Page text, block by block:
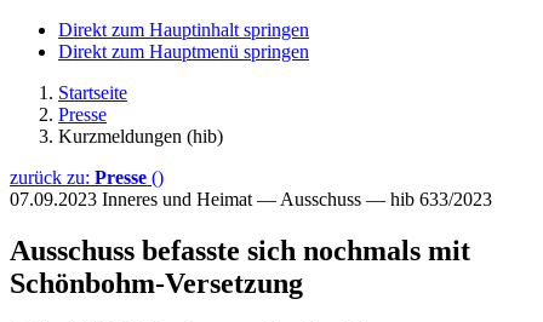
Direkt zum Hauptinhalt springen
Direkt zum Hauptmenü springen
Startseite
Presse
Kurzmeldungen (hib)
zurück zu: Presse ()
07.09.2023 Inneres und Heimat — Ausschuss — hib 633/2023
Ausschuss befasste sich nochmals mit
Schönbohm-Versetzung